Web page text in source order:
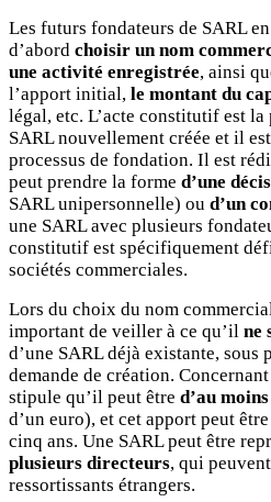
Les futurs fondateurs de SARL
d’abord choisir un nom
une activité enregistrée, ainsi
l’apport initial, le montant du
légal, etc. L’acte constitutif est
SARL nouvellement créée et il
processus de fondation. Il est
peut prendre la forme d’une
SARL unipersonnelle) ou d’un
une SARL avec plusieurs
constitutif est spécifiquement
sociétés commerciales.
Lors du choix du nom
important de veiller à ce qu’il ne
d’une SARL déjà existante, sous
demande de création.
stipule qu’il peut être d’au
d’un euro), et cet apport peut
cinq ans. Une SARL peut être
plusieurs directeurs, qui
ressortissants étrangers.